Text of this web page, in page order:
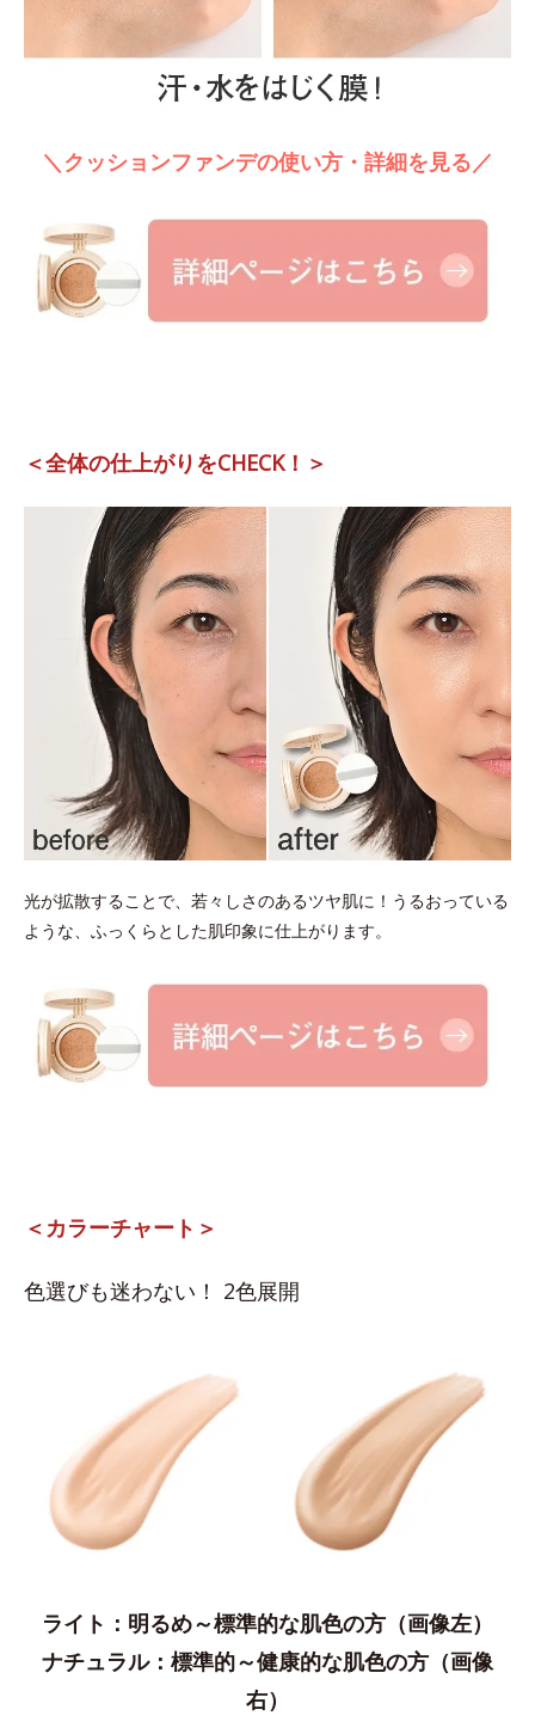
＼クッションファンデの使い方・詳細を見る／
＜全体の仕上がりをCHECK！＞
光が拡散することで、若々しさのあるツヤ肌に！うるおっている
ような、ふっくらとした肌印象に仕上がります。
＜カラーチャート＞
色選びも迷わない！ 2色展開
ライト：明るめ～標準的な肌色の方（画像左）
ナチュラル：​標準的～健康的な肌色の方（画像
右）